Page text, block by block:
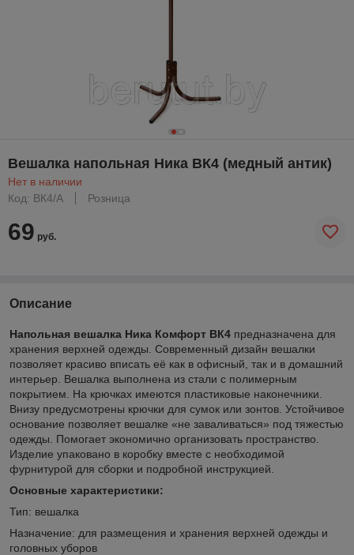
Вешалка напольная Ника ВК4 (медный антик)
Нет в наличии
Код: ВК4/А
Розница
69 руб.
Описание
Напольная вешалка Ника Комфорт ВК4 предназначена для
хранения верхней одежды. Современный дизайн вешалки
позволяет красиво вписать её как в офисный, так и в домашний
интерьер. Вешалка выполнена из стали с полимерным
покрытием. На крючках имеются пластиковые наконечники.
Внизу предусмотрены крючки для сумок или зонтов. Устойчивое
основание позволяет вешалке «не заваливаться» под тяжестью
одежды. Помогает экономично организовать пространство.
Изделие упаковано в коробку вместе с необходимой
фурнитурой для сборки и подробной инструкцией.
Основные характеристики:
Тип: вешалка
Назначение: для размещения и хранения верхней одежды и
головных уборов